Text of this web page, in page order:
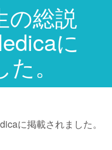
の総説
に
。
に掲載されました。